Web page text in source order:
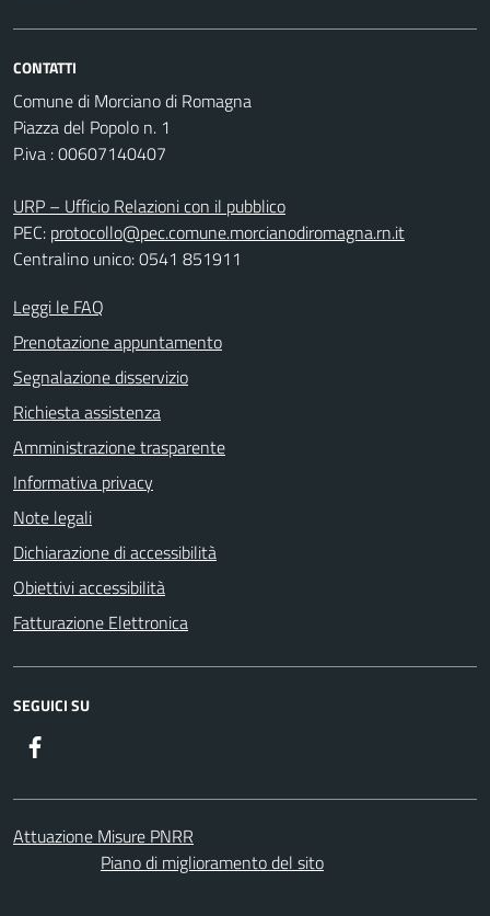
CONTATTI
Comune di Morciano di Romagna
Piazza del Popolo n. 1
P.iva : 00607140407
URP – Ufficio Relazioni con il pubblico
PEC: protocollo@pec.comune.morcianodiromagna.rn.it
Centralino unico: 0541 851911
Leggi le FAQ
Prenotazione appuntamento
Segnalazione disservizio
Richiesta assistenza
Amministrazione trasparente
Informativa privacy
Note legali
Dichiarazione di accessibilità
Obiettivi accessibilità
Fatturazione Elettronica
SEGUICI SU
Attuazione Misure PNRR
Piano di miglioramento del sito